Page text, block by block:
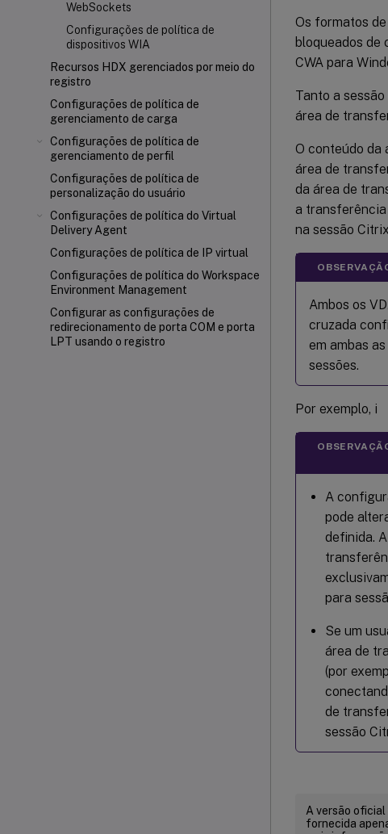
WebSockets
Configurações de política de
dispositivos WIA
Recursos HDX gerenciados por meio do
registro
Configurações de política de
gerenciamento de carga
Configurações de política de
gerenciamento de perfil
Configurações de política de
personalização do usuário
Configurações de política do Virtual
Delivery Agent
Configurações de política de IP virtual
Configurações de política do Workspace
Environment Management
Configurar as configurações de
redirecionamento de porta COM e porta
LPT usando o registro
Os formatos
bloqueados de
CWA para
Tanto a
área de
O conteúdo da
área de
da área de
a transferência
na sessão
Ambos os
cruzada
em ambas
sessões.
Por exemplo, i
A
pode
definida.
para
Se um
área de
(por
de
sessão
A versão oficial
fornecida